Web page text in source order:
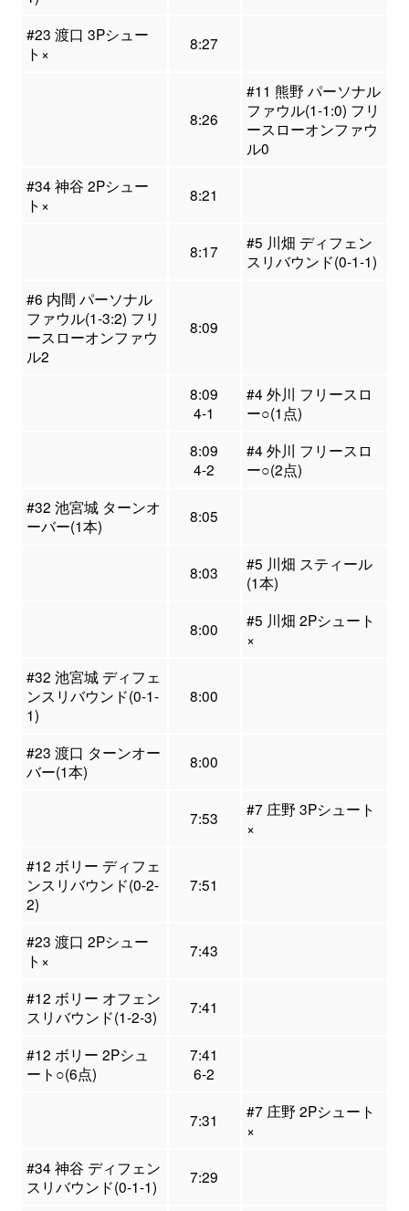
#23 渡口 3Pシュー
ト×
8:27
8:26
#11 熊野 パーソナル
ファウル(1-1:0) フリ
ースローオンファウ
ル0
#34 神谷 2Pシュー
ト×
8:21
8:17
#5 川畑 ディフェン
スリバウンド(0-1-1)
#6 内間 パーソナル
ファウル(1-3:2) フリ
ースローオンファウ
ル2
8:09
8:09
4-1
#4 外川 フリースロ
ー○(1点)
8:09
4-2
#4 外川 フリースロ
ー○(2点)
#32 池宮城 ターンオ
ーバー(1本)
8:05
8:03
#5 川畑 スティール
(1本)
8:00
#5 川畑 2Pシュート
×
#32 池宮城 ディフェ
ンスリバウンド(0-1-
1)
8:00
#23 渡口 ターンオー
バー(1本)
8:00
7:53
#7 庄野 3Pシュート
×
#12 ボリー ディフェ
ンスリバウンド(0-2-
2)
7:51
#23 渡口 2Pシュー
ト×
7:43
#12 ボリー オフェン
スリバウンド(1-2-3)
7:41
#12 ボリー 2Pシュ
ート○(6点)
7:41
6-2
7:31
#7 庄野 2Pシュート
×
#34 神谷 ディフェン
スリバウンド(0-1-1)
7:29